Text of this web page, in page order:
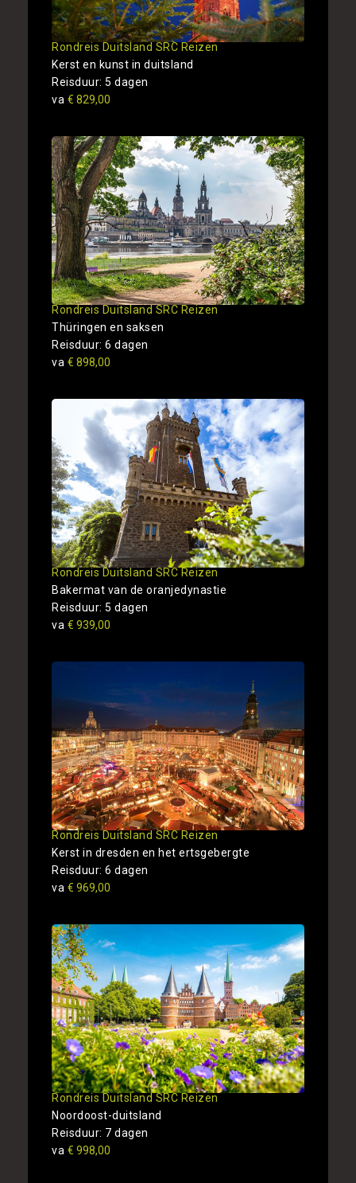
Rondreis Duitsland SRC Reizen
Kerst en kunst in duitsland
Reisduur: 5 dagen
va € 829,00
Rondreis Duitsland SRC Reizen
Thüringen en saksen
Reisduur: 6 dagen
va € 898,00
Rondreis Duitsland SRC Reizen
Bakermat van de oranjedynastie
Reisduur: 5 dagen
va € 939,00
Rondreis Duitsland SRC Reizen
Kerst in dresden en het ertsgebergte
Reisduur: 6 dagen
va € 969,00
Rondreis Duitsland SRC Reizen
Noordoost-duitsland
Reisduur: 7 dagen
va € 998,00